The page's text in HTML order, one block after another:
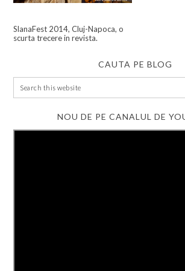
SlanaFest 2014, Cluj-Napoca, o
scurta trecere in revista.
CAUTA PE BLOG
NOU DE PE CANALUL DE